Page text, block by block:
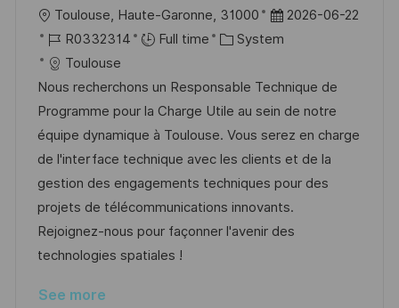
L
o
c
a
t
i
o
n
Toulouse, Haute-Garonne, 31000
P
o
t
e
d
D
a
t
e
2026-06-22
J
o
b
I
d
R0332314 Full time
C
t
e
g
o
r
y
System
Toulouse
Nous recherchons un Responsable Technique de
Programme pour la Charge Utile au sein de notre
équipe dynamique à Toulouse. Vous serez en charge
de l'interface technique avec les clients et de la
gestion des engagements techniques pour des
projets de télécommunications innovants.
Rejoignez-nous pour façonner l'avenir des
technologies spatiales !
See more